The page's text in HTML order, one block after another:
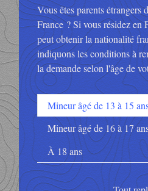
Vous êtes parents étrangers
France ? Si vous résidez en
peut obtenir la nationalité
indiquons les conditions à
la demande selon l'âge de
Mineur âgé de 13 à 15
Mineur âgé de 16 à 17
À 18 ans